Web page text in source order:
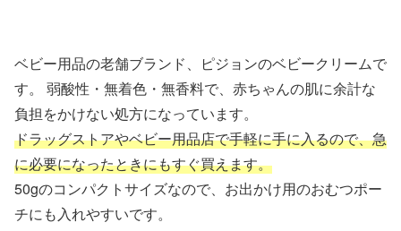
ベビー用品の老舗ブランド、ピジョンのベビークリームで
す。 弱酸性・無着色・無香料で、赤ちゃんの肌に余計な
負担をかけない処方になっています。
ドラッグストアやベビー用品店で手軽に手に入るので、急
に必要になったときにもすぐ買えます。
50gのコンパクトサイズなので、お出かけ用のおむつポー
チにも入れやすいです。